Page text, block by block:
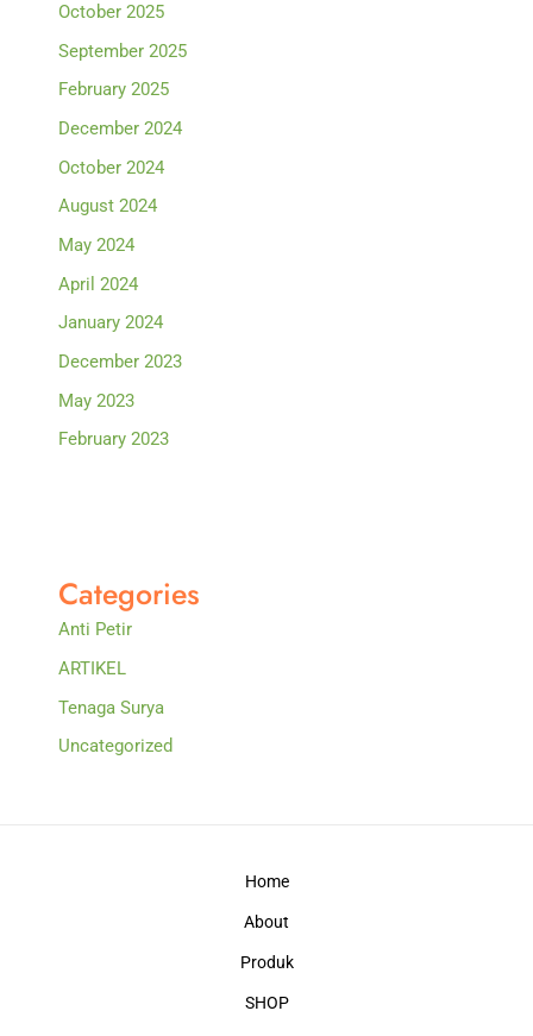
October 2025
September 2025
February 2025
December 2024
October 2024
August 2024
May 2024
April 2024
January 2024
December 2023
May 2023
February 2023
Categories
Anti Petir
ARTIKEL
Tenaga Surya
Uncategorized
Home
About
Produk
SHOP